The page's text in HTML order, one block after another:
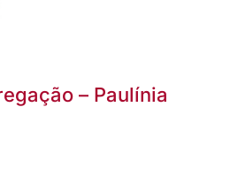
– Paulínia